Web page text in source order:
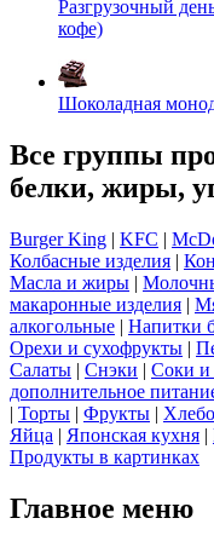
Разгрузочный
кофе)
Шоколадная
Все группы
белки, жиры,
Burger King | KFC |
Колбасные изделия |
Масла и жиры |
макаронные изделия |
алкогольные | Напитки
Орехи и сухофрукты |
Салаты | Снэки | Соки и
дополнительное
| Торты | Фрукты |
Яйца | Японская кухня |
Продукты в картинках
Главное меню